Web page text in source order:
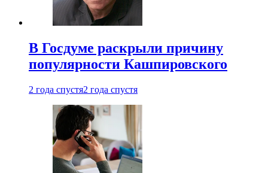
В Госдуме раскрыли причину
популярности Кашпировского
2 года спустя2 года спустя